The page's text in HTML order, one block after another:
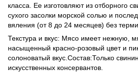
класса. Ее изготовляют из отборного
сухого засолки морской солью и
вяления (от 8 до 24 месяцев) без
Текстура и вкус: Мясо имеет нежную,
насыщенный красно-розовый цвет и
солоноватый вкус.Состав:Только
искусственных консервантов.